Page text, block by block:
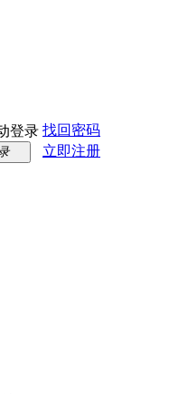
登录 找回密码
立即注册